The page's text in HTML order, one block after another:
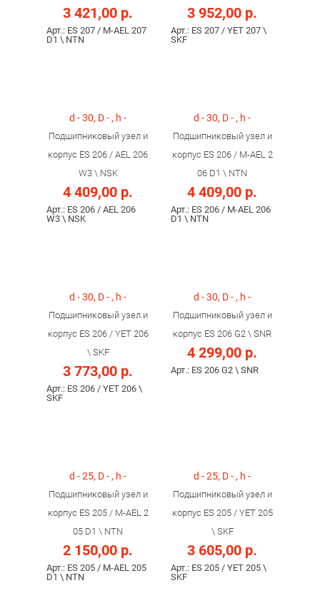
3 421,00 р.
Арт.: ES 207 / M-AEL 207
D1 \ NTN
3 952,00 р.
Арт.: ES 207 / YET 207 \
SKF
d - 30, D - , h -
Подшипниковый узел и
корпус ES 206 / AEL 206
W3 \ NSK
4 409,00 р.
Арт.: ES 206 / AEL 206
W3 \ NSK
d - 30, D - , h -
Подшипниковый узел и
корпус ES 206 / M-AEL 2
06 D1 \ NTN
4 409,00 р.
Арт.: ES 206 / M-AEL 206
D1 \ NTN
d - 30, D - , h -
Подшипниковый узел и
корпус ES 206 / YET 206
\ SKF
3 773,00 р.
Арт.: ES 206 / YET 206 \
SKF
d - 30, D - , h -
Подшипниковый узел и
корпус ES 206 G2 \ SNR
4 299,00 р.
Арт.: ES 206 G2 \ SNR
d - 25, D - , h -
Подшипниковый узел и
корпус ES 205 / M-AEL 2
05 D1 \ NTN
2 150,00 р.
Арт.: ES 205 / M-AEL 205
D1 \ NTN
d - 25, D - , h -
Подшипниковый узел и
корпус ES 205 / YET 205
\ SKF
3 605,00 р.
Арт.: ES 205 / YET 205 \
SKF